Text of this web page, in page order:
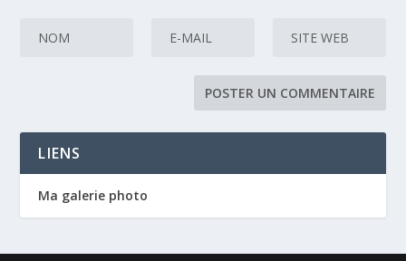
LIENS
Ma galerie photo